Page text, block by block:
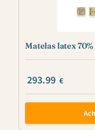
Matelas latex
293.99 €